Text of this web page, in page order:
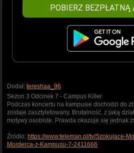
POBIERZ BEZPŁATNĄ
Dodał: tereshaa_96
Sezon 3 Odcinek 7 - Campus Killer
Podczas koncertu na kampusie dochodzi do
zostaje zasztyletowany. Brutalność, z jaką
motywy osobiste. Prawda okazuje się jednak
Źródło: https://www.teleman.pl/tv/Szokujace-
Morderca-z-Kampusu-7-2411666